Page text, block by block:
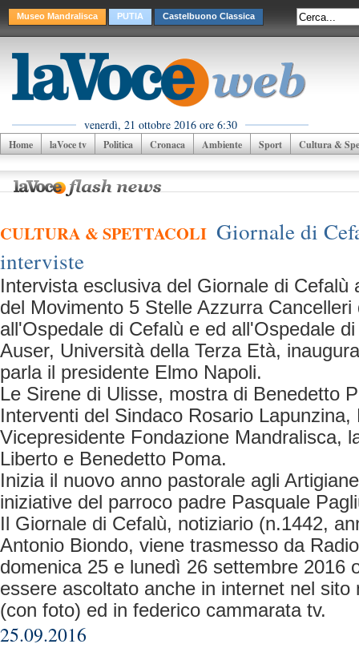
Museo Mandralisca PUTIA Castelbuono Classica
venerdì, 21 ottobre 2016 ore 6:30
Home laVoce tv Politica Cronaca Ambiente Sport Cultura &
CULTURA & SPETTACOLI Giornale di
interviste
Intervista esclusiva del Giornale di Cefalù
del Movimento 5 Stelle Azzurra Cancelleri
all'Ospedale di Cefalù e ed all'Ospedale
Auser, Università della Terza Età,
parla il presidente Elmo Napoli.
Le Sirene di Ulisse, mostra di Benedetto
Interventi del Sindaco Rosario
Vicepresidente Fondazione Mandralisca,
Liberto e Benedetto Poma.
Inizia il nuovo anno pastorale agli
iniziative del parroco padre Pasquale
Il Giornale di Cefalù, notiziario (n.1442,
Antonio Biondo, viene trasmesso da
domenica 25 e lunedì 26 settembre 2016
essere ascoltato anche in internet nel sito
(con foto) ed in federico cammarata tv.
25.09.2016